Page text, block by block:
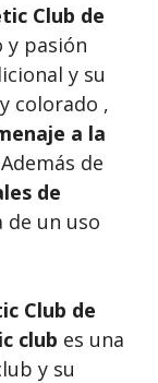
Club de
y pasión
y su
colorado ,
a la
de
de
de un uso
Club de
club es una
y su